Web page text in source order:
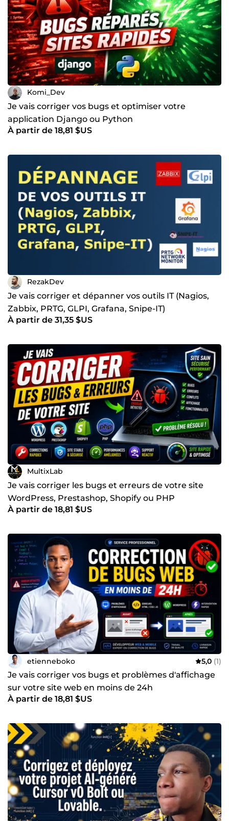
Komi_Dev
Je vais corriger vos bugs et optimiser votre
application Django ou Python
À partir de 18,81 $US
RezakDev
Je vais corriger et dépanner vos outils IT (Nagios,
Zabbix, PRTG, GLPI, Grafana, Snipe-IT)
À partir de 31,35 $US
MultixLab
Je vais corriger les bugs et erreurs de votre site
WordPress, Prestashop, Shopify ou PHP
À partir de 18,81 $US
etienneboko 5,0 (1)
Je vais corriger vos bugs et problèmes d'affichage
sur votre site web en moins de 24h
À partir de 18,81 $US